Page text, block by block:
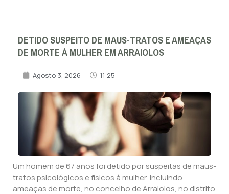
DETIDO SUSPEITO DE MAUS-TRATOS E AMEAÇAS
DE MORTE À MULHER EM ARRAIOLOS
Agosto 3, 2026 11:25
Um homem de 67 anos foi detido por suspeitas de maus-
tratos psicológicos e físicos à mulher, incluindo
ameaças de morte, no concelho de Arraiolos, no distrito